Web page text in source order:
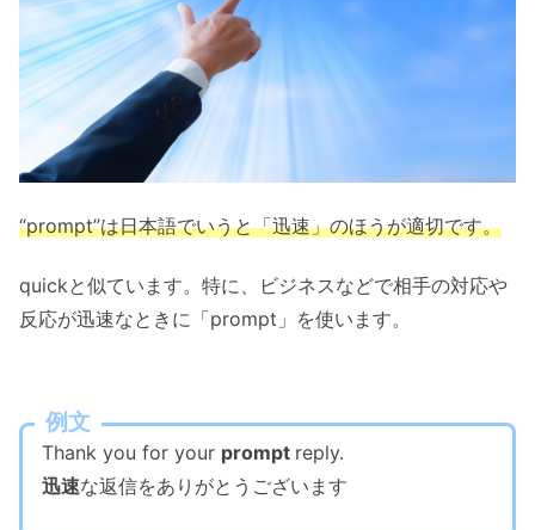
“prompt”は日本語でいうと「迅速」のほうが適切です。
quickと似ています。特に、ビジネスなどで相手の対応や
反応が迅速なときに「prompt」を使います。
例文
Thank you for your prompt reply.
迅速な返信をありがとうございます